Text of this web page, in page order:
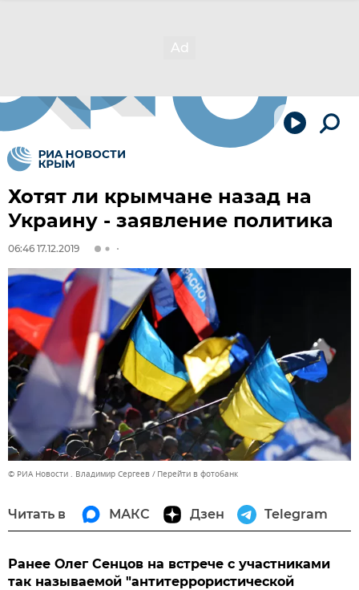
Хотят ли крымчане назад на
Украину - заявление политика
06:46 17.12.2019
© РИА Новости . Владимир Сергеев Перейти в фотобанк
Читать в МАКС Дзен Telegram
Ранее Олег Сенцов на встрече с участниками
так называемой "антитеррористической